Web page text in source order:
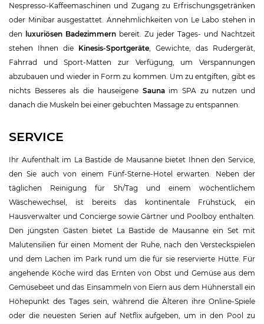
Nespresso-Kaffeemaschinen und Zugang zu Erfrischungsgetränken
oder Minibar ausgestattet. Annehmlichkeiten von Le Labo stehen in
den luxuriösen Badezimmern bereit. Zu jeder Tages- und Nachtzeit
stehen Ihnen die Kinesis-Sportgeräte , Gewichte, das Rudergerät,
Fahrrad und Sport-Matten zur Verfügung, um Verspannungen
abzubauen und wieder in Form zu kommen. Um zu entgiften, gibt es
nichts Besseres als die hauseigene Saunaim SPA zu nutzen und
danach die Muskeln bei einer gebuchten Massage zu entspannen.
SERVICE
Ihr Aufenthalt im La Bastide de Mausanne bietet Ihnen den Service,
den Sie auch von einem Fünf-Sterne-Hotel erwarten. Neben der
täglichen Reinigung für 5h/Tag und einem wöchentlichem
Wäschewechsel, ist bereits das kontinentale Frühstück, ein
Hausverwalter und Concierge sowie Gärtner und Poolboy enthalten.
Den jüngsten Gästen bietet La Bastide de Mausanne ein Set mit
Malutensilien für einen Moment der Ruhe, nach den Versteckspielen
und dem Lachen im Park rund um die für sie reservierte Hütte. Für
angehende Köche wird das Ernten von Obst und Gemüse aus dem
Gemüsebeet und das Einsammeln von Eiern aus dem Hühnerstall ein
Höhepunkt des Tages sein, während die Älteren ihre Online-Spiele
oder die neuesten Serien auf Netflix aufgeben, um in den Pool zu